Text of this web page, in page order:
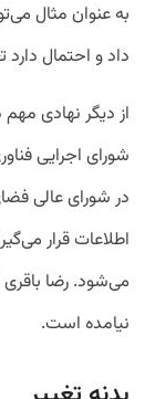
به عنوان مثال
داد و احتمال دارد
از دیگر نهادی مهم
در شورای عالی
اطلاعات قرار
می‌شود. رضا باقری
نیامده است.